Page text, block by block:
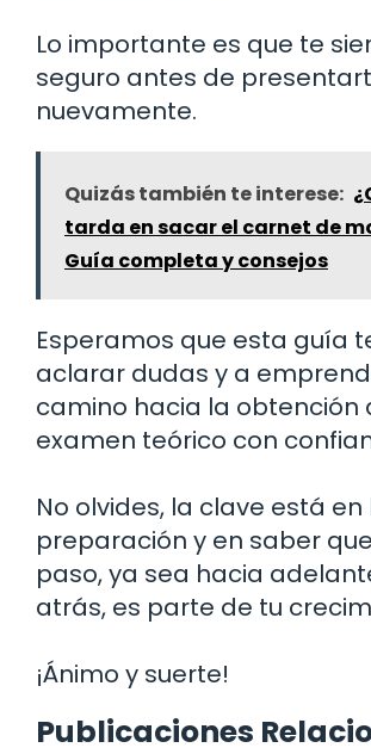
Lo importante es que te
seguro antes de
nuevamente.
Quizás también te interese:
tarda en sacar el carnet de
Guía completa y consejos
Esperamos que esta guía
aclarar dudas y a
camino hacia la obtención
examen teórico con
No olvides, la clave está en
preparación y en saber
paso, ya sea hacia
atrás, es parte de tu
¡Ánimo y suerte!
Publicaciones